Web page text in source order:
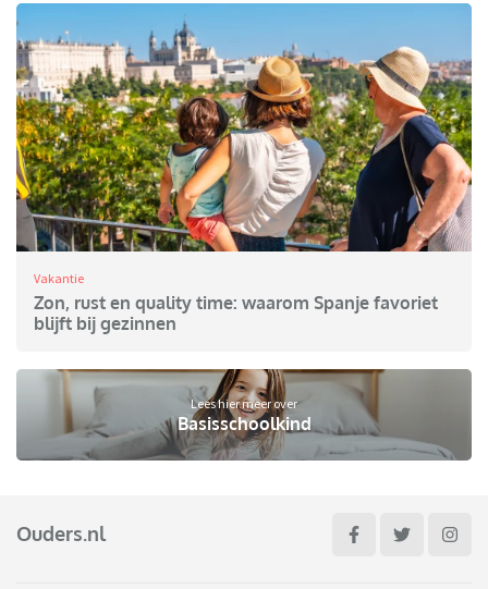
Vakantie
Zon, rust en quality time: waarom Spanje favoriet
blijft bij gezinnen
Lees hier meer over
Basisschoolkind
Ouders.nl